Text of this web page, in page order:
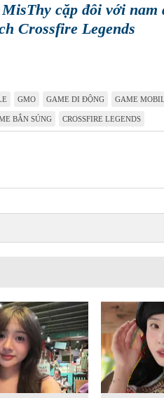
MisThy cặp đôi với nam
Crossfire Legends
GMO GAME DI ĐỘNG GAME
BẮN SÚNG CROSSFIRE LEGENDS